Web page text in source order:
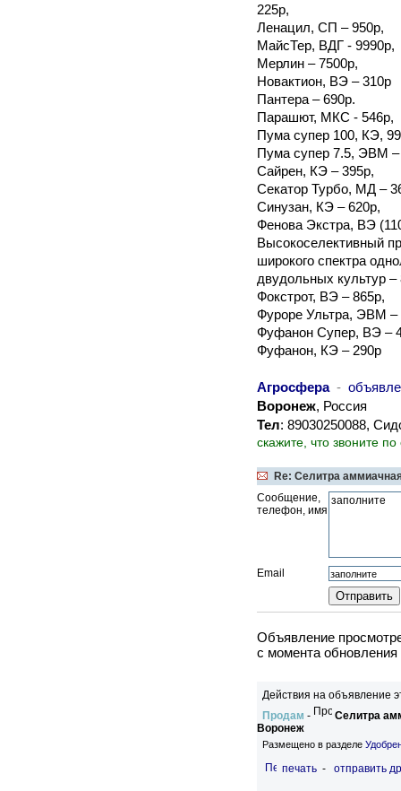
225р,
Ленацил, СП – 950р,
МайсТер, ВДГ - 9990р,
Мерлин – 7500р,
Новактион, ВЭ – 310р
Пантера – 690р.
Парашют, МКС - 546р,
Пума супер 100, КЭ,
Пума супер 7.5, ЭВМ –
Сайрен, КЭ – 395р,
Секатор Турбо, МД –
Синузан, КЭ – 620р,
Фенова Экстра, ВЭ
Высокоселективный
широкого спектра
двудольных культур –
Фокстрот, ВЭ – 865р,
Фуроре Ультра, ЭВМ –
Фуфанон Супер, ВЭ –
Фуфанон, КЭ – 290р
Агросфера -
Воронеж, Россия
Тел: 89030250088,
скажите, что звоните
Re: Селитра
Сообщение,
телефон, имя
Email
Объявление
c момента обновления
Действия на объявление
Продам -
Селитра
Воронеж
Размещено в разделе
печать - отправить